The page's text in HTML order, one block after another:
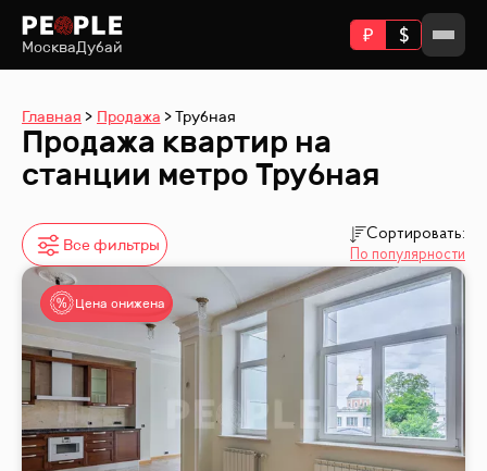
МоскваДубай
Главная Продажа Трубная
Продажа квартир на
станции метро Трубная
Все фильтры
Сортировать:
По популярности
Цена снижена